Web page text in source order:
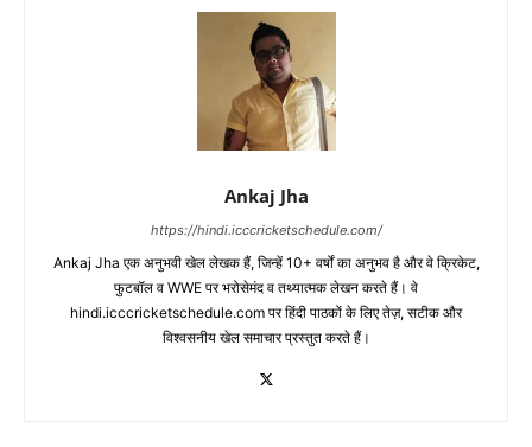
Ankaj Jha
https://hindi.icccricketschedule.com/
Ankaj Jha एक अनुभवी खेल लेखक हैं, जिन्हें 10+ वर्षों का अनुभव है और वे क्रिकेट,
फुटबॉल व WWE पर भरोसेमंद व तथ्यात्मक लेखन करते हैं। वे
hindi.icccricketschedule.com पर हिंदी पाठकों के लिए तेज़, सटीक और
विश्वसनीय खेल समाचार प्रस्तुत करते हैं।